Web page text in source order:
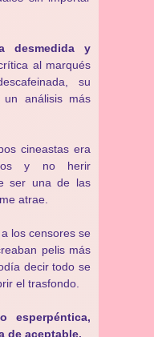
desmedida y
al marqués
su
un análisis más
cineastas era
y no herir
ser una de las
atrae.
los censores se
pelis más
decir todo se
el trasfondo.
esperpéntica,
de aceptable.